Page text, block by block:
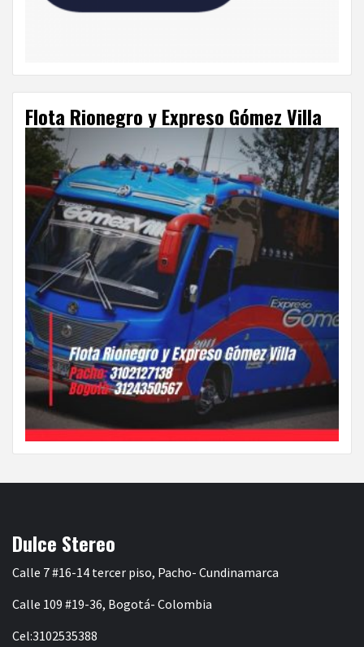
Flota Rionegro y Expreso Gómez Villa
Dulce Stereo
Calle 7 #16-14 tercer piso, Pacho- Cundinamarca
Calle 109 #19-36, Bogotá- Colombia
Cel:3102535388